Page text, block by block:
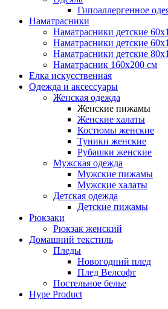
Гипоаллергенное
Наматрасники
Наматрасники детские
Наматрасники детские
Наматрасники детские
Наматрасник 160х200 см
Елка искусственная
Одежда и аксессуары
Женская одежда
Женские пижамы
Женские халаты
Костюмы женские
Туники женские
Рубашки женские
Мужская одежда
Мужские пижамы
Мужские халаты
Детская одежда
Детские пижамы
Рюкзаки
Рюкзак женский
Домашний текстиль
Пледы
Новогодний плед
Плед Велсофт
Постельное белье
Hype Product